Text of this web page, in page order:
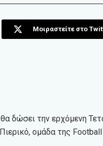
Μοιραστείτε στο
δώσει την ερχόμενη
ομάδα της Football